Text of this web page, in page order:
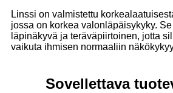
Linssi on valmistettu
jossa on korkea valonläpäisykyky.
läpinäkyvä ja teräväpiirtoinen, jotta
vaikuta ihmisen normaaliin
Sovellettava